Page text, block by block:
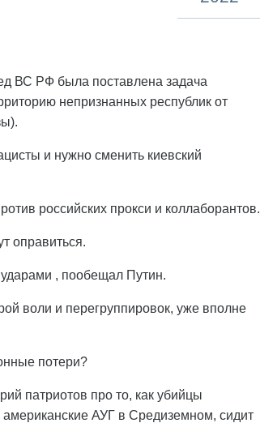
ВС РФ была поставлена задача
непризнанных республик от
и нужно сменить киевский
российских прокси и коллаборантов.
оправиться.
, пообещал Путин.
воли и перегруппировок, уже вполне
потери?
патриотов про то, как убийцы
американские АУГ в Средиземном, сидит